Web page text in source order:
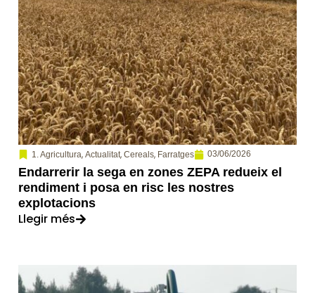
1. Agricultura, Actualitat, Cereals, Farratges 03/06/2026
Endarrerir la sega en zones ZEPA redueix el
rendiment i posa en risc les nostres
explotacions
Llegir més